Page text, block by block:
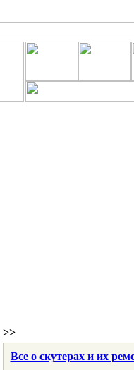
>>
Все о скутерах и их